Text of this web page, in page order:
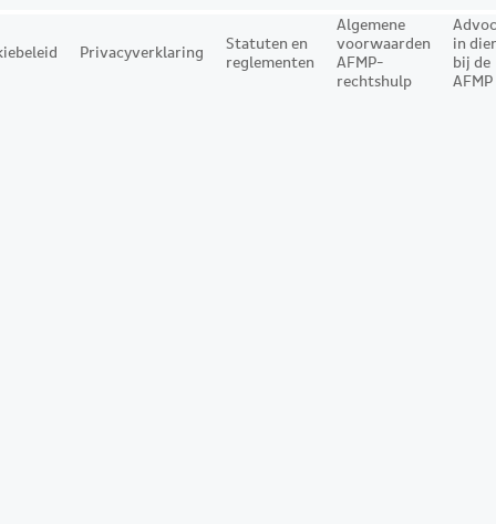
Privacyverklaring
Statuten en
reglementen
Algemene
voorwaarden
AFMP-
rechtshulp
in
bij de
AFMP